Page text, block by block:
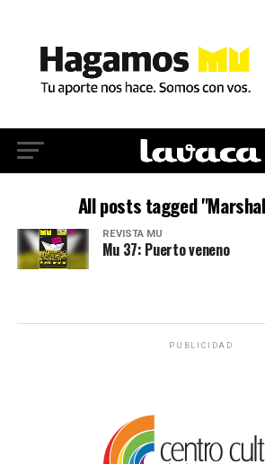
All posts tagged
REVISTA MU
Mu 37: Puerto veneno
PUBLICIDAD